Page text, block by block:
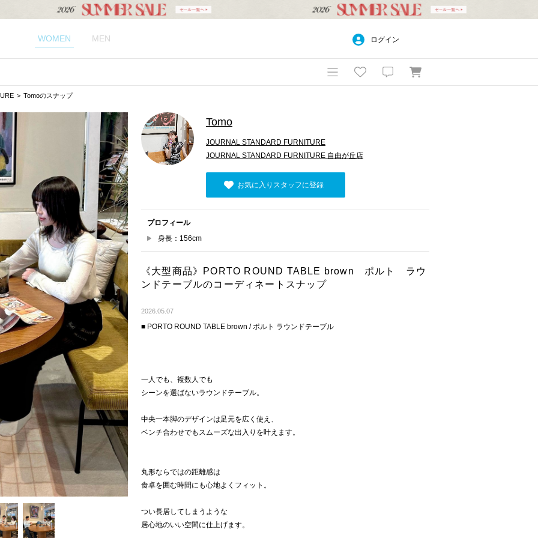
WOMEN MEN ログイン
Tomoのスナップ
Tomo
JOURNAL STANDARD FURNITURE
JOURNAL STANDARD FURNITURE 自由が丘店
お気に入りスタッフに登録
プロフィール
身長：156cm
《大型商品》PORTO ROUND TABLE brown ポルト ラウ
ンドテーブルのコーディネートスナップ
2026.05.07
■ PORTO ROUND TABLE brown / ポルト ラウンドテーブル
一人でも、複数人でも
シーンを選ばないラウンドテーブル。
中央一本脚のデザインは足元を広く使え、
ベンチ合わせでもスムーズな出入りを叶えます。
丸形ならではの距離感は
食卓を囲む時間にも心地よくフィット。
つい長居してしまうような
居心地のいい空間に仕上げます。